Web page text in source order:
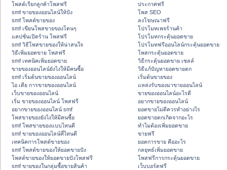
โพสต์เรียกลูกค้าโพสฟรี
smf ขายของออนไลน์ให้ปัง
smf โพสต์ขายของ
smf เขียนโพสขายของโดนๆ
แคปชั่นเปิดร้าน โพสฟรี
smf วิธีโพสขายของให้น่าสนใจ
วิธีเพิ่มยอดขาย โพสฟรี
smf เทคนิคเพิ่มยอดขาย
ขายของออนไลน์ยังไงให้มีคนซื้อ
smf เริ่มต้นขายของออนไลน์
ไอ เดีย การขายของออนไลน์
เว็บขายของออนไลน์
เริ่ม ขายของออนไลน์ โพสฟรี
อยากขายของออนไลน์ smf
โพสขายของยังไงให้มีคนซื้อ
smf โพสขายของแบบไหนดี
smf ขายของออนไลน์ที่ไหนดี
เทคนิคการโพสต์ขายของ
smf โพสต์ขายของให้ยอดขายปัง
โพสต์ขายของให้ยอดขายปังโพสฟรี
smf ขายของในกลุ่มซื้อขายสินค้า
ประกาศฟรี
โพส SEO
ลงโฆษณาฟรี
โปรโมทเพจร้านค้า
โปรโมทกระตุ้นยอดขาย
โปรโมทฟรีออนไลน์กระตุ้นยอดขาย
โพสกระตุ้นยอดขาย
วิธีกระตุ้นยอดขาย เซลล์
วิธีแก้ปัญหายอดขายตก
เริ่มต้นขายของ
แหล่งรับของมาขายออนไลน์
ขายของออนไลน์อะไรดี
อยากขายของออนไลน์
ยอดขายไม่ดีควรทำอย่างไร
ยอดขายตกเกิดจากอะไร
ทำไมต้องเพิ่มยอดขาย
ขายฟรี
ยอดการขาย คืออะไร
กลยุทธ์เพิ่มยอดขาย
โพสฟรีการกระตุ้นยอดขาย
เว็บบอร์ดฟรี